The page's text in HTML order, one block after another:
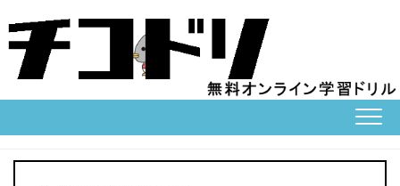
to
content